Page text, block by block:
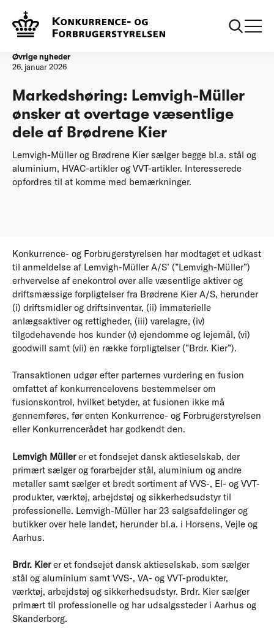
Forside
væsentlige dele af Brødrene Kier
Øvrige nyheder
26. januar 2026
Markedshøring: Lemvigh-Müller
ønsker at overtage væsentlige
dele af Brødrene Kier
Lemvigh-Müller og Brødrene Kier sælger begge bl.a. stål og
aluminium, HVAC-artikler og VVT-artikler. Interesserede
opfordres til at komme med bemærkninger.
Konkurrence- og Forbrugerstyrelsen har modtaget et udkast
til anmeldelse af Lemvigh-Müller A/S’ (”Lemvigh-Müller”)
erhvervelse af enekontrol over alle væsentlige aktiver og
driftsmæssige forpligtelser fra Brødrene Kier A/S, herunder
(i) driftsmidler og driftsinventar, (ii) immaterielle
anlægsaktiver og rettigheder, (iii) varelagre, (iv)
tilgodehavende hos kunder (v) ejendomme og lejemål, (vi)
goodwill samt (vii) en række forpligtelser (”Brdr. Kier”).
Transaktionen udgør efter parternes vurdering en fusion
omfattet af konkurrencelovens bestemmelser om
fusionskontrol, hvilket betyder, at fusionen ikke må
gennemføres, før enten Konkurrence- og Forbrugerstyrelsen
eller Konkurrencerådet har godkendt den.
Lemvigh Müllerer et fondsejet dansk aktieselskab, der
primært sælger og forarbejder stål, aluminium og andre
metaller samt sælger et bredt sortiment af VVS-, El- og VVT-
produkter, værktøj, arbejdstøj og sikkerhedsudstyr til
professionelle. Lemvigh-Müller har 23 salgsafdelinger og
butikker over hele landet, herunder bl.a. i Horsens, Vejle og
Aarhus.
Brdr. Kierer et fondsejet dansk aktieselskab, som sælger
stål og aluminium samt VVS-, VA- og VVT-produkter,
værktøj, arbejdstøj og sikkerhedsudstyr. Brdr. Kier sælger
primært til professionelle og har udsalgssteder i Aarhus og
Skanderborg.